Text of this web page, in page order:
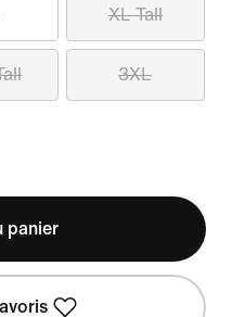
XL Tall
3XL
panier